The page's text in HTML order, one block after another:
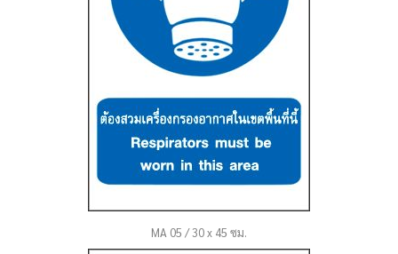
MA 05 / 30 x 45 ซม.